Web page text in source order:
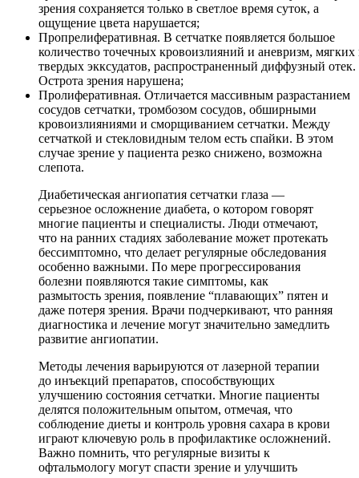
зрения сохраняется только в светлое время суток, а
ощущение цвета нарушается;
Пропрелиферативная. В сетчатке появляется большое
количество точечных кровоизлияний и аневризм, мягких
твердых экксудатов, распространенный диффузный отек.
Острота зрения нарушена;
Пролиферативная. Отличается массивным разрастанием
сосудов сетчатки, тромбозом сосудов, обширными
кровоизлияниями и сморщиванием сетчатки. Между
сетчаткой и стекловидным телом есть спайки. В этом
случае зрение у пациента резко снижено, возможна
слепота.
Диабетическая ангиопатия сетчатки глаза —
серьезное осложнение диабета, о котором говорят
многие пациенты и специалисты. Люди отмечают,
что на ранних стадиях заболевание может протекать
бессимптомно, что делает регулярные обследования
особенно важными. По мере прогрессирования
болезни появляются такие симптомы, как
размытость зрения, появление “плавающих” пятен и
даже потеря зрения. Врачи подчеркивают, что ранняя
диагностика и лечение могут значительно замедлить
развитие ангиопатии.
Методы лечения варьируются от лазерной терапии
до инъекций препаратов, способствующих
улучшению состояния сетчатки. Многие пациенты
делятся положительным опытом, отмечая, что
соблюдение диеты и контроль уровня сахара в крови
играют ключевую роль в профилактике осложнений.
Важно помнить, что регулярные визиты к
офтальмологу могут спасти зрение и улучшить